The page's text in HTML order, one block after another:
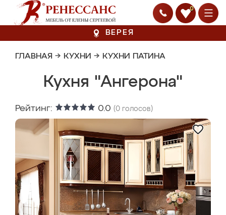
0
ВЕРЕЯ
ГЛАВНАЯ → КУХНИ → КУХНИ ПАТИНА
Кухня "Ангерона"
Рейтинг: 0.0 (0 голосов)